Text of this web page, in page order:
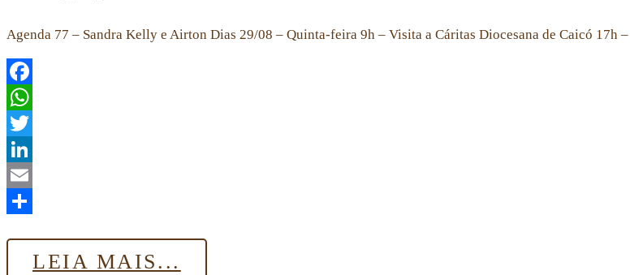
Agenda 77 – Sandra Kelly e Airton Dias 29/08 – Quinta-feira 9h – Visita a Cáritas Diocesana de Caicó 17h
Facebook
WhatsApp
Twitter
LinkedIn
Email
LEIA MAIS...